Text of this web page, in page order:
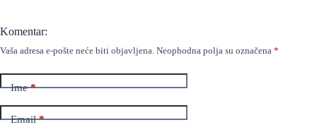
Komentar:
Vaša adresa e-pošte neće biti objavljena. Neophodna polja su označena *
Ime*
Email*